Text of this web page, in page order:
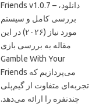
Friends v1.0.7 – دانلود،
بررسی کامل و سیستم
مورد نیاز (۲۰۲۶) در این
مقاله به بررسی بازی
Gamble With Your
Friends می‌پردازیم که
تجربه‌ای متفاوت از گیم‌پلی
چندنفره را ارائه می‌دهد.